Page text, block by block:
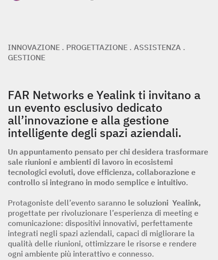
INNOVAZIONE . PROGETTAZIONE . ASSISTENZA .
GESTIONE
FAR Networks e Yealink ti invitano a
un evento esclusivo dedicato
all’innovazione e alla gestione
intelligente degli spazi aziendali.
Un appuntamento pensato per chi desidera trasformare
sale riunioni e ambienti di lavoro in ecosistemi
tecnologici evoluti, dove efficienza, collaborazione e
controllo si integrano in modo semplice e intuitivo.
Protagoniste dell’evento saranno le soluzioni Yealink,
progettate per rivoluzionare l’esperienza di meeting e
comunicazione: dispositivi innovativi, perfettamente
integrati negli spazi aziendali, capaci di migliorare la
qualità delle riunioni, ottimizzare le risorse e rendere
ogni ambiente più interattivo e connesso.